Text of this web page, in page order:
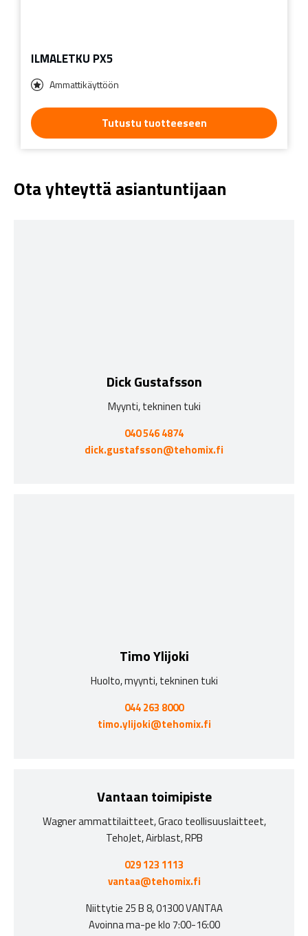
ILMALETKU PX5
Ammattikäyttöön
Tutustu tuotteeseen
Ota yhteyttä asiantuntijaan
Dick Gustafsson
Myynti, tekninen tuki
040 546 4874
dick.gustafsson@tehomix.fi
Timo Ylijoki
Huolto, myynti, tekninen tuki
044 263 8000
timo.ylijoki@tehomix.fi
Vantaan toimipiste
Wagner ammattilaitteet, Graco teollisuuslaitteet,
TehoJet, Airblast, RPB
029 123 1113
vantaa@tehomix.fi
Niittytie 25 B 8, 01300 VANTAA
Avoinna ma-pe klo 7:00-16:00